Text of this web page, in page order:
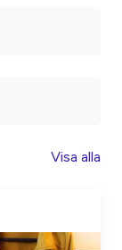
Visa alla